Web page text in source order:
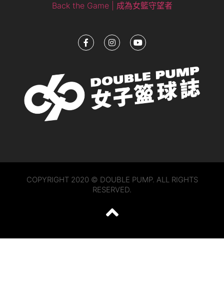
Back the Game | 成為女籃守望者
COPYRIGHT 2020 © DOUBLE PUMP. ALL RIGHTS
RESERVED.